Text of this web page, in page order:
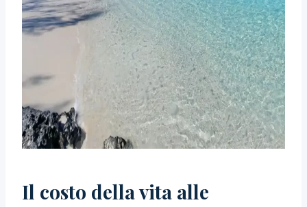
Il costo della vita alle